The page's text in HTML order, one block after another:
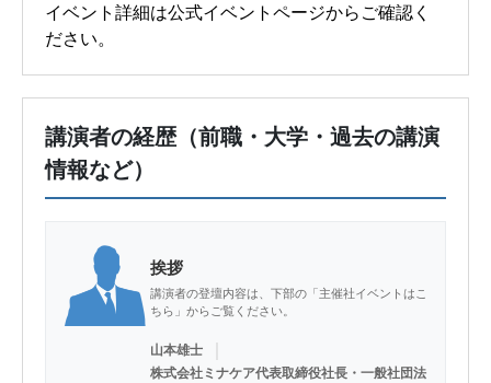
イベント詳細は公式イベントページからご確認く
ださい。
講演者の経歴（前職・大学・過去の講演
情報など）
挨拶
講演者の登壇内容は、下部の「主催社イベントはこ
ちら」からご覧ください。
山本雄士
株式会社ミナケア代表取締役社長・一般社団法